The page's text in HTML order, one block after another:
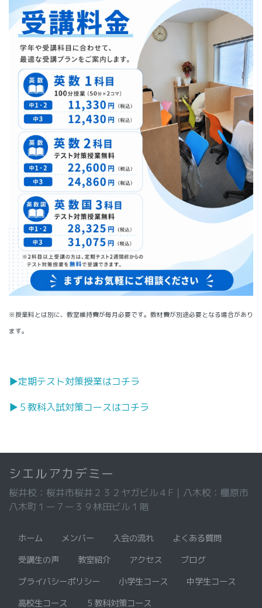
※授業料とは別に、教室維持費が毎月必要です。教材費が別途必要となる場合があり
ます。
▶︎定期テスト対策授業はコチラ
▶︎５教科入試対策コースはコチラ
シエルアカデミー
桜井校：桜井市桜井２３２ヤガビル４F｜八木校：橿原市
八木町１ー７ー３９林田ビル１階
ホーム メンバー 入会の流れ
よくある質問
受講生の声
教室紹介 アクセス
ブログ
プライバシーポリシー
小学生コース
中学生コース
高校生コース
５教科対策コース